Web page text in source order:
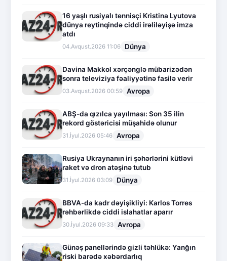
16 yaşlı rusiyalı tennisçi Kristina Lyutova
dünya reytinqində ciddi irəliləyişə imza
atdı
04.Avqust.2026 11:06 Dünya
Davina Makkol xərçənglə mübarizədən
sonra televiziya fəaliyyətinə fasilə verir
03.Avqust.2026 00:59 Avropa
ABŞ-da qızılca yayılması: Son 35 ilin
rekord göstəricisi müşahidə olunur
31.İyul.2026 05:46 Avropa
Rusiya Ukraynanın iri şəhərlərini kütləvi
raket və dron atəşinə tutub
31.İyul.2026 03:09 Dünya
BBVA-da kadr dəyişikliyi: Karlos Torres
rəhbərlikdə ciddi islahatlar aparır
30.İyul.2026 09:33 Avropa
Günəş panellərində gizli təhlükə: Yanğın
riski barədə xəbərdarlıq